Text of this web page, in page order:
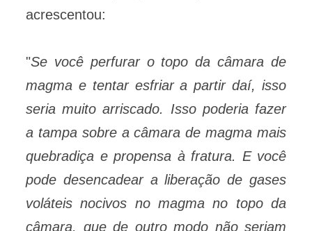
acrescentou:
"Se você perfurar o topo da câmara de
magma e tentar esfriar a partir daí, isso
seria muito arriscado. Isso poderia fazer
a tampa sobre a câmara de magma mais
quebradiça e propensa à fratura. E você
pode desencadear a liberação de gases
voláteis nocivos no magma no topo da
câmara, que de outro modo não seriam